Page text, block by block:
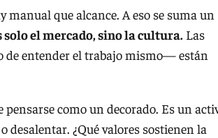
que alcance. A eso se suma un
solo el mercado, sino la cultura. Las
entender el trabajo mismo— están
pensarse como un decorado. Es un
desalentar. ¿Qué valores sostienen la